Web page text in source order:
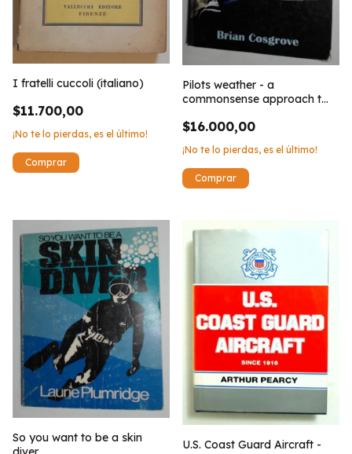
I fratelli cuccoli (italiano)
$11.700,00
¡No te lo pierdas, es el último!
Pilots weather - a
commonsense approach t
$16.000,00
¡No te lo pierdas, es el último!
So you want to be a skin
U.S. Coast Guard Aircraft -